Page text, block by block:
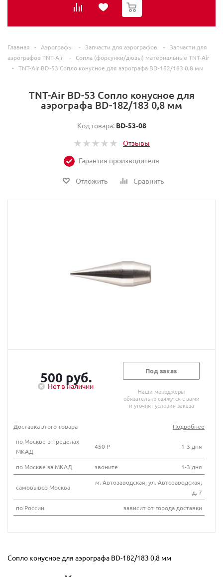
Главная - Аэрографы - Запчасти для аэрографов -
Запчасти для
аэрографов TNT-Air
-
Сопла (форсунки/дюзы) материальные TNT-Air
-
TNT-Air BD-53 Сопло конусное для аэрографа ВD-182/183 0,8 мм
TNT-Air BD-53 Сопло конусное для
аэрографа ВD-182/183 0,8 мм
Код товара: ВD-53-08
Отзывы
Гарантия производителя
Отложить Сравнить
500 руб.
Нет в наличии
Под заказ
Наши менеджеры
обязательно свяжутся с вами
и уточнят условия заказа
Доставка этого товара
Подробнее
по Москве в пределах
МКАД
450 Р 1-3 дня
по Москве за МКАД звоните 1-3 дня
самовывоз Москва
м. Автозаводская, ул. Автозаводская,
д. 7
по России
зависит от города доставки
Сопло конусное для аэрографа ВD-182/183 0,8 мм